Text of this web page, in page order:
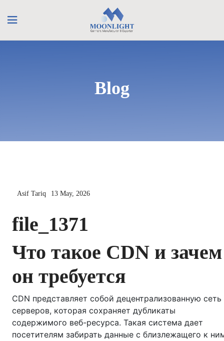
Blog
Asif Tariq 13 May, 2026
file_1371
Что такое CDN и зачем
он требуется
CDN представляет собой децентрализованную сеть
серверов, которая сохраняет дубликаты
содержимого веб-ресурса. Такая система дает
посетителям забирать данные с близлежащего к